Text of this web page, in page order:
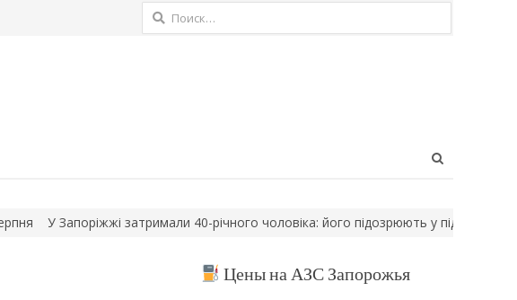
Найти:
У Запоріжжі затримали 40-річного чоловіка: його підозрюють у підпалі авто…
Цены на АЗС Запорожья